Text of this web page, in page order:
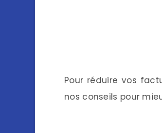
Pour réduire vos
nos conseils pour